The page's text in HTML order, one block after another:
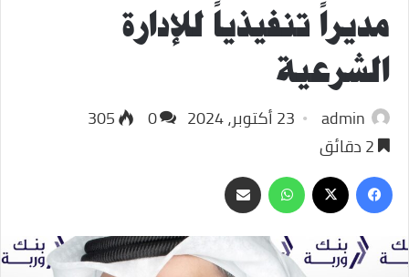
مديراً تنفيذياً للإدارة
الشرعية
admin 23 أكتوبر، 2024 0
305
فيسبوك
‫X واتسابمشاركة
عبر
البريد